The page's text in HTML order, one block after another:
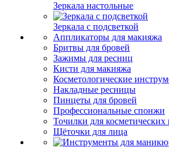
Зеркала настольные
Зеркала с подсветкой
Аппликаторы для макияжа
Бритвы для бровей
Зажимы для ресниц
Кисти для макияжа
Косметологические
Накладные ресницы
Пинцеты для бровей
Профессиональные спонжи
Точилки для косметических
Щёточки для лица